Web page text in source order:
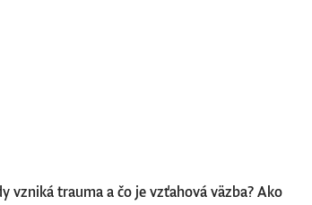
vzniká trauma a čo je vzťahová väzba? Ako